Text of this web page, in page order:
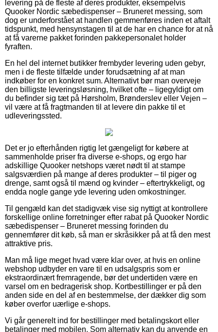
levering på de fleste af deres produkter, eksempelvis
Quooker Nordic sæbedispenser – Bruneret messing, som
dog er underforstået at handlen gemmenføres inden et aftalt
tidspunkt, med hensynstagen til at de har en chance for at nå
at få varerne pakket forinden pakkepersonalet holder
fyraften.
En hel del internet butikker frembyder levering uden gebyr,
men i de fleste tilfælde under forudsætning af at man
indkøber for en konkret sum. Alternativt bør man overveje
den billigste leveringsløsning, hvilket ofte – ligegyldigt om
du befinder sig tæt på Hørsholm, Brønderslev eller Vejen –
vil være at få fragtmanden til at levere din pakke til et
udleveringssted.
Det er jo efterhånden rigtig let gængeligt for købere at
sammenholde priser fra diverse e-shops, og ergo har
adskillige Quooker netshops været nødt til at stampe
salgsværdien på mange af deres produkter – til piger og
drenge, samt også til mænd og kvinder – eftertrykkeligt, og
endda nogle gange yde levering uden omkostninger.
Til gengæld kan det stadigvæk vise sig nyttigt at kontrollere
forskellige online forretninger efter rabat på Quooker Nordic
sæbedispenser – Bruneret messing forinden du
gennemfører dit køb, så man er skråsikker på at få den mest
attraktive pris.
Man må lige meget hvad være klar over, at hvis en online
webshop udbyder en vare til en udsalgspris som er
ekstraordinært fremragende, bør det undertiden være en
varsel om en bedragerisk shop. Kortbestillinger er på den
anden side en del af en bestemmelse, der dækker dig som
køber overfor uærlige e-shops.
Vi går generelt ind for bestillinger med betalingskort eller
betalinger med mobilen. Som alternativ kan du anvende en